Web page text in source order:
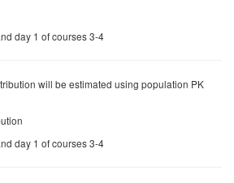
day 1 of courses 3-4
will be estimated using population PK
day 1 of courses 3-4